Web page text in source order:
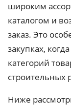
широким
каталогом и
заказ. Это
закупках,
категорий
строительных
Ниже